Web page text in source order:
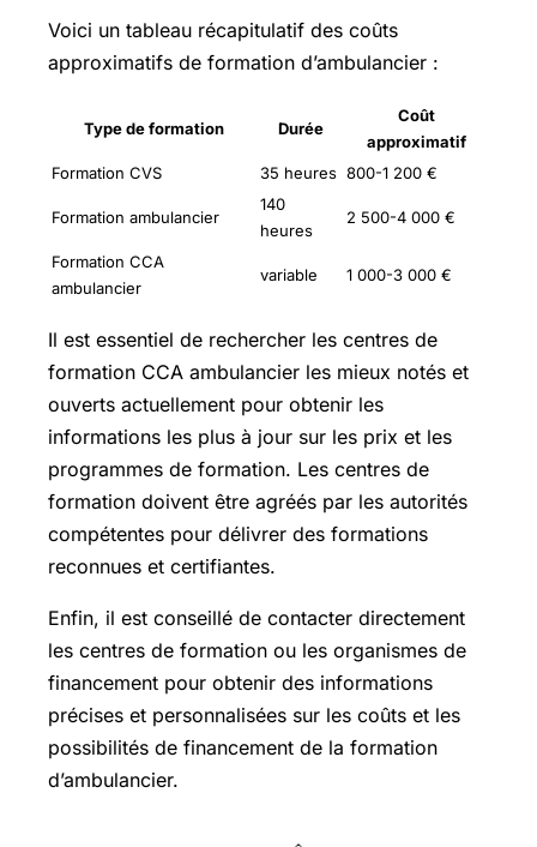
Voici un tableau récapitulatif des coûts
approximatifs de formation d’ambulancier :
Type de formation Durée
Coût
approximatif
Formation CVS
35 heures 800-1 200 €
Formation ambulancier
140
heures
2 500-4 000 €
Formation CCA
ambulancier
variable 1 000-3 000 €
Il est essentiel de rechercher les centres de
formation CCA ambulancier les mieux notés et
ouverts actuellement pour obtenir les
informations les plus à jour sur les prix et les
programmes de formation. Les centres de
formation doivent être agréés par les autorités
compétentes pour délivrer des formations
reconnues et certifiantes.
Enfin, il est conseillé de contacter directement
les centres de formation ou les organismes de
financement pour obtenir des informations
précises et personnalisées sur les coûts et les
possibilités de financement de la formation
d’ambulancier.